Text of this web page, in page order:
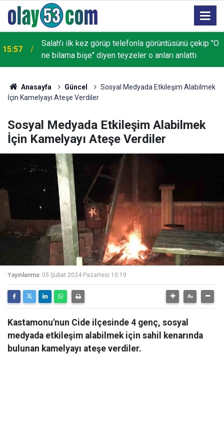
15:57
Salah'ı ilk kez görüp telefonla görüntüsünü çekip "O
ne bilama bişe" diyen teyzeler o anları anlattı
Anasayfa Güncel
Sosyal Medyada Etkileşim Alabilmek
İçin Kamelyayı Ateşe Verdiler
Sosyal Medyada Etkileşim Alabilmek
İçin Kamelyayı Ateşe Verdiler
Yayınlanma: 05 Şubat 2024 Pazartesi 10:19
Kastamonu'nun Cide ilçesinde 4 genç, sosyal
medyada etkileşim alabilmek için sahil kenarında
bulunan kamelyayı ateşe verdiler.